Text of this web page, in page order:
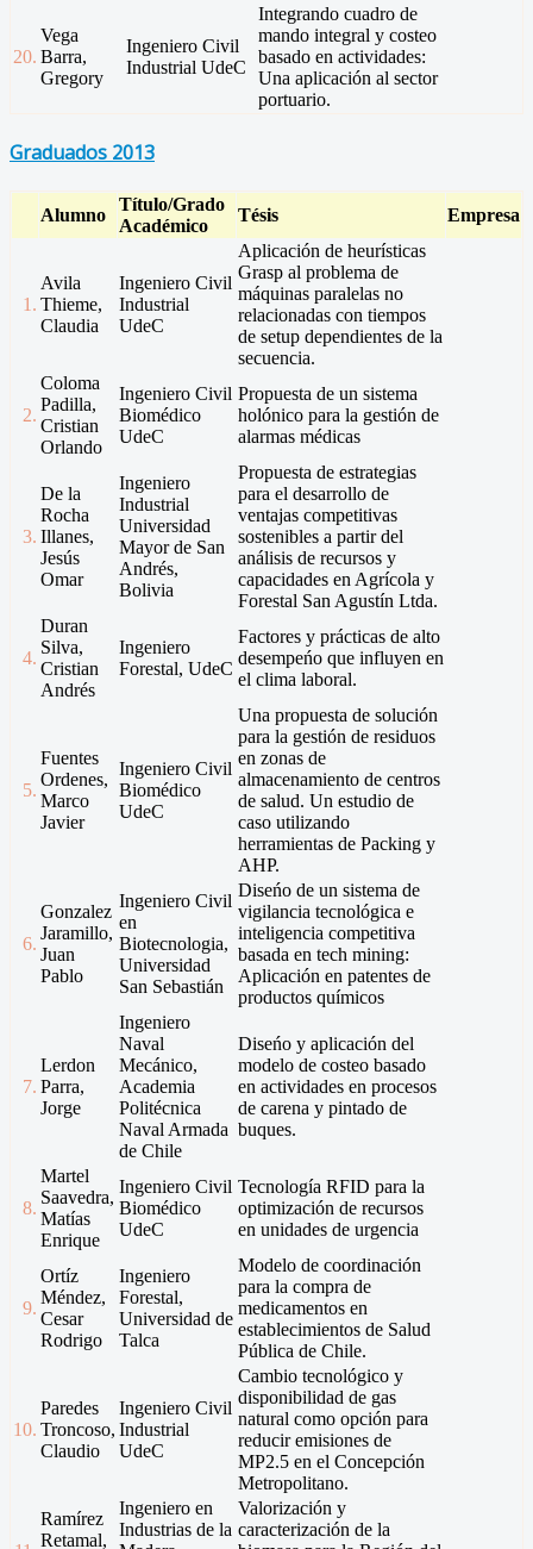
20.
Vega
Barra,
Gregory
Ingeniero Civil
Industrial UdeC
Integrando cuadro de
mando integral y costeo
basado en actividades:
Una aplicación al sector
portuario.
Graduados 2013
Alumno
Título/Grado
Académico
Tésis Empresa
1.
Avila
Thieme,
Claudia
Ingeniero Civil
Industrial
UdeC
Aplicación de heurísticas
Grasp al problema de
máquinas paralelas no
relacionadas con tiempos
de setup dependientes de la
secuencia.
2.
Coloma
Padilla,
Cristian
Orlando
Ingeniero Civil
Biomédico
UdeC
Propuesta de un sistema
holónico para la gestión de
alarmas médicas
3.
De la
Rocha
Illanes,
Jesús
Omar
Ingeniero
Industrial
Universidad
Mayor de San
Andrés,
Bolivia
Propuesta de estrategias
para el desarrollo de
ventajas competitivas
sostenibles a partir del
análisis de recursos y
capacidades en Agrícola y
Forestal San Agustín Ltda.
4.
Duran
Silva,
Cristian
Andrés
Ingeniero
Forestal, UdeC
Factores y prácticas de alto
desempeńo que influyen en
el clima laboral.
5.
Fuentes
Ordenes,
Marco
Javier
Ingeniero Civil
Biomédico
UdeC
Una propuesta de solución
para la gestión de residuos
en zonas de
almacenamiento de centros
de salud. Un estudio de
caso utilizando
herramientas de Packing y
AHP.
6.
Gonzalez
Jaramillo,
Juan
Pablo
Ingeniero Civil
en
Biotecnologia,
Universidad
San Sebastián
Diseńo de un sistema de
vigilancia tecnológica e
inteligencia competitiva
basada en tech mining:
Aplicación en patentes de
productos químicos
7.
Lerdon
Parra,
Jorge
Ingeniero
Naval
Mecánico,
Academia
Politécnica
Naval Armada
de Chile
Diseńo y aplicación del
modelo de costeo basado
en actividades en procesos
de carena y pintado de
buques.
8.
Martel
Saavedra,
Matías
Enrique
Ingeniero Civil
Biomédico
UdeC
Tecnología RFID para la
optimización de recursos
en unidades de urgencia
9.
Ortíz
Méndez,
Cesar
Rodrigo
Ingeniero
Forestal,
Universidad de
Talca
Modelo de coordinación
para la compra de
medicamentos en
establecimientos de Salud
Pública de Chile.
10.
Paredes
Troncoso,
Claudio
Ingeniero Civil
Industrial
UdeC
Cambio tecnológico y
disponibilidad de gas
natural como opción para
reducir emisiones de
MP2.5 en el Concepción
Metropolitano.
Ramírez
Retamal,
Ingeniero en
Industrias de la
Valorización y
caracterización de la